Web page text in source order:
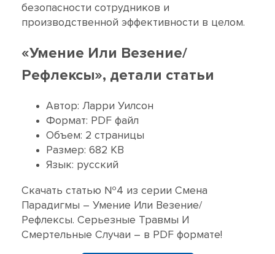
безопасности сотрудников и
производственной эффективности в целом.
«Умение Или Везение/
Рефлексы», детали статьи
Автор: Ларри Уилсон
Формат: PDF файл
Объем: 2 страницы
Размер: 682 KB
Язык: русский
Скачать статью №4 из серии Смена
Парадигмы – Умение Или Везение/
Рефлексы. Серьезные Травмы И
Смертельные Случаи – в PDF формате!